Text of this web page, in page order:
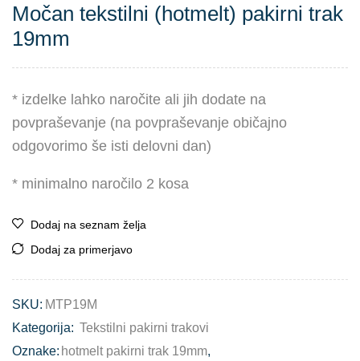
Močan tekstilni (hotmelt) pakirni trak
19mm
* izdelke lahko naročite ali jih dodate na
povpraševanje (na povpraševanje običajno
odgovorimo še isti delovni dan)
* minimalno naročilo 2 kosa
Dodaj na seznam želja
Dodaj za primerjavo
SKU: MTP19M
Kategorija: Tekstilni pakirni trakovi
Oznake: hotmelt pakirni trak 19mm,